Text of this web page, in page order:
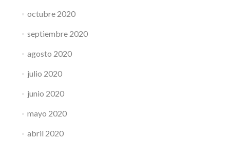
octubre 2020
septiembre 2020
agosto 2020
julio 2020
junio 2020
mayo 2020
abril 2020